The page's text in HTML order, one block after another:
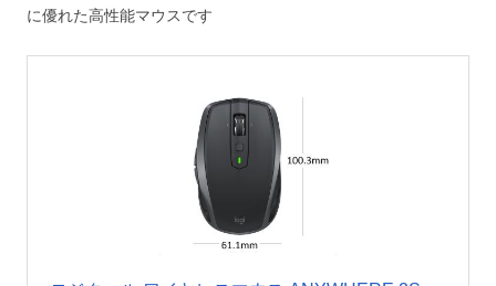
に優れた高性能マウスです